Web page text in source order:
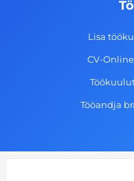
Lisa
CV-
Tööandja